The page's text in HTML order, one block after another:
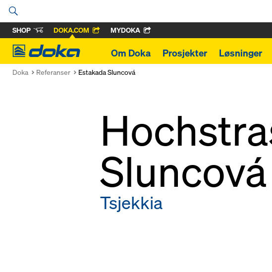
SHOP DOKA.COM MYDOKA
Doka
Om Doka Prosjekter Løsninger
Doka Referanser Estakada Sluncová
Sluncová
Tsjekkia